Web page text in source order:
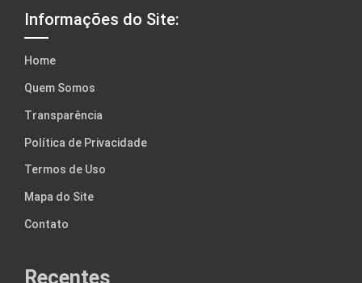
Informações do Site:
Home
Quem Somos
Transparência
Política de Privacidade
Termos de Uso
Mapa do Site
Contato
Recentes